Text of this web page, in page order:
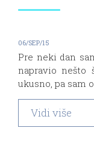
06/SEP/15
Pre neki dan
napravio
ukusno, pa sam
Vidi više